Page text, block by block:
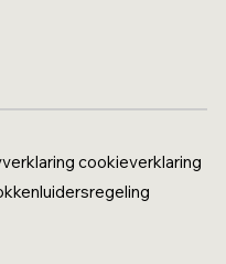
cookieverklaring